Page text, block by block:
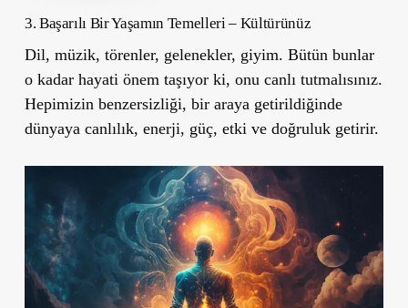
3. Başarılı Bir Yaşamın Temelleri – Kültürünüz
Dil, müzik, törenler, gelenekler, giyim. Bütün bunlar
o kadar hayati önem taşıyor ki, onu canlı tutmalısınız.
Hepimizin benzersizliği, bir araya getirildiğinde
dünyaya canlılık, enerji, güç, etki ve doğruluk getirir.